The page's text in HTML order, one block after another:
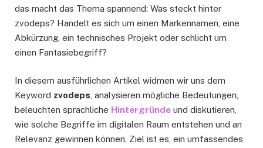
das macht das Thema spannend: Was steckt hinter
zvodeps? Handelt es sich um einen Markennamen, eine
Abkürzung, ein technisches Projekt oder schlicht um
einen Fantasiebegriff?
In diesem ausführlichen Artikel widmen wir uns dem
Keyword zvodeps , analysieren mögliche Bedeutungen,
beleuchten sprachliche Hintergründe und diskutieren,
wie solche Begriffe im digitalen Raum entstehen und an
Relevanz gewinnen können. Ziel ist es, ein umfassendes